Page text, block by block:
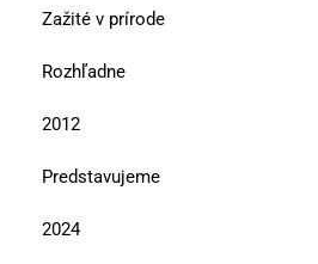
Zažité v prírode
Rozhľadne
2012
Predstavujeme
2024